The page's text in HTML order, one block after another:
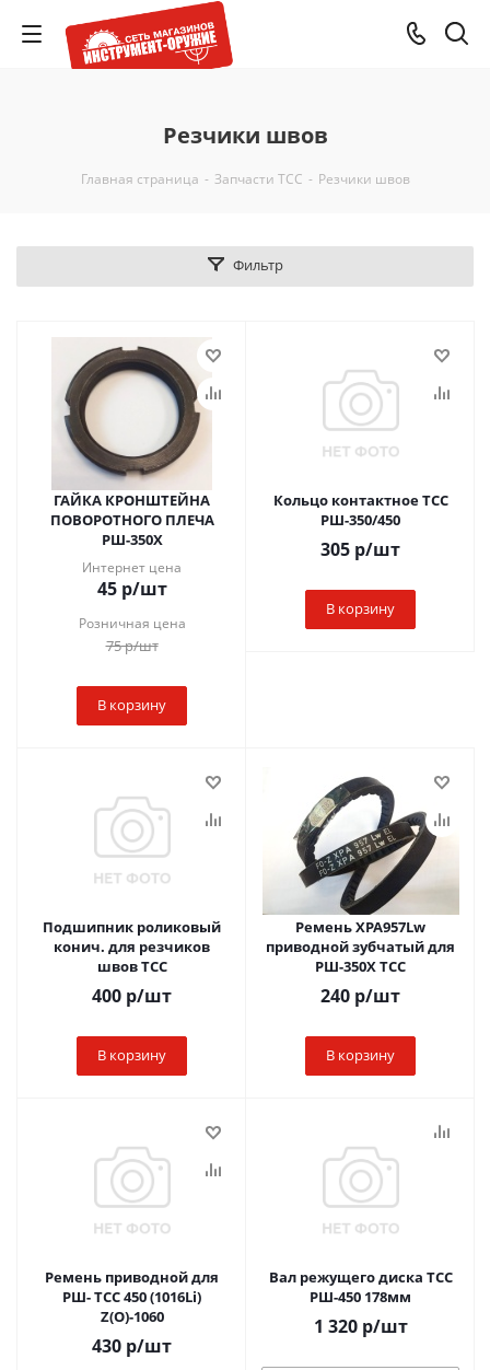
Резчики швов
Главная страница - Запчасти ТСС - Резчики швов
Фильтр
ГАЙКА КРОНШТЕЙНА
ПОВОРОТНОГО ПЛЕЧА
РШ-350Х
Интернет цена
45р/шт
Розничная цена
75р/шт
В корзину
Кольцо контактное ТСС
РШ-350/450
305 р/шт
В корзину
Подшипник роликовый
конич. для резчиков
швов ТСС
400 р/шт
В корзину
Ремень XPA957Lw
приводной зубчатый для
РШ-350Х ТСС
240 р/шт
В корзину
Ремень приводной для
РШ- ТСС 450 (1016Li)
Z(O)-1060
430 р/шт
Вал режущего диска ТСС
РШ-450 178мм
1 320р/шт